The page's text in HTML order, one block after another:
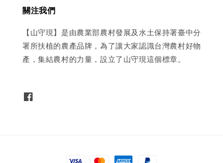
關注我們
【山守現】是由農業部農村發展及水土保持署臺中分
署所扶植的農產品牌，為了讓大家認識台灣農村好物
產，集結農村的力量，設立了山守現這個標章。